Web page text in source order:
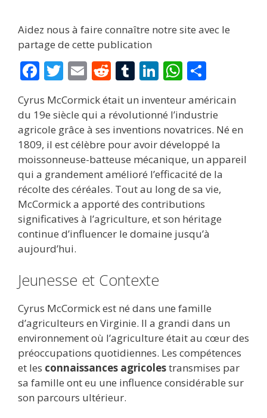
Aidez nous à faire connaître notre site avec le
partage de cette publication
F
ac
e
b
o
o
k
T
w
itt
er
E
m
ai
l
R
e
d
di
t
T
u
m
bl
r
Li
k
e
dI
n
W
at
s
A
p
p
ar
ta
g
er
Cyrus McCormick était un inventeur américain
du 19e siècle qui a révolutionné l’industrie
agricole grâce à ses inventions novatrices. Né en
1809, il est célèbre pour avoir développé la
moissonneuse-batteuse mécanique, un appareil
qui a grandement amélioré l’efficacité de la
récolte des céréales. Tout au long de sa vie,
McCormick a apporté des contributions
significatives à l’agriculture, et son héritage
continue d’influencer le domaine jusqu’à
aujourd’hui.
Jeunesse et Contexte
Cyrus McCormick est né dans une famille
d’agriculteurs en Virginie. Il a grandi dans un
environnement où l’agriculture était au cœur des
préoccupations quotidiennes. Les compétences
et les connaissances agricolestransmises par
sa famille ont eu une influence considérable sur
son parcours ultérieur.